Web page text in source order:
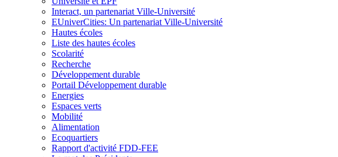
Interact, un partenariat Ville-Université
EUniverCities: Un partenariat Ville-Université
Hautes écoles
Liste des hautes écoles
Scolarité
Recherche
Développement durable
Portail Développement durable
Energies
Espaces verts
Mobilité
Alimentation
Ecoquartiers
Rapport d'activité FDD-FEE